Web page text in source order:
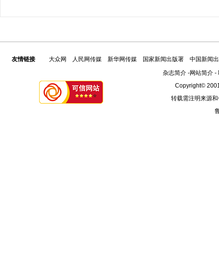
友情链接 大众网 人民网传媒 新华网传媒 国家新闻出版署
中国新闻
杂志简介-网站简介-
Copyright©
转载需注明来源